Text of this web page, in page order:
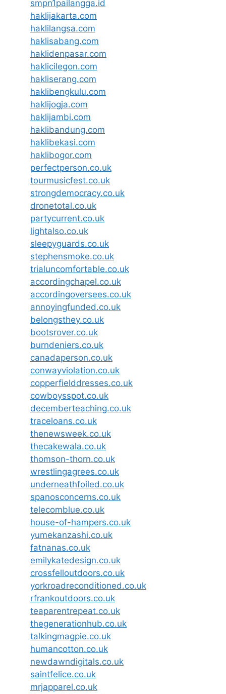
smpn1pailangga.id
haklijakarta.com
haklilangsa.com
haklisabang.com
haklidenpasar.com
haklicilegon.com
hakliserang.com
haklibengkulu.com
haklijogja.com
haklijambi.com
haklibandung.com
haklibekasi.com
haklibogor.com
perfectperson.co.uk
tourmusicfest.co.uk
strongdemocracy.co.uk
dronetotal.co.uk
partycurrent.co.uk
lightalso.co.uk
sleepyguards.co.uk
stephensmoke.co.uk
trialuncomfortable.co.uk
accordingchapel.co.uk
accordingoversees.co.uk
annoyingfunded.co.uk
belongsthey.co.uk
bootsrover.co.uk
burndeniers.co.uk
canadaperson.co.uk
conwayviolation.co.uk
copperfielddresses.co.uk
cowboysspot.co.uk
decemberteaching.co.uk
traceloans.co.uk
thenewsweek.co.uk
thecakewala.co.uk
thomson-thorn.co.uk
wrestlingagrees.co.uk
underneathfoiled.co.uk
spanosconcerns.co.uk
telecomblue.co.uk
house-of-hampers.co.uk
yumekanzashi.co.uk
fatnanas.co.uk
emilykatedesign.co.uk
crossfelloutdoors.co.uk
yorkroadreconditioned.co.uk
rfrankoutdoors.co.uk
teaparentrepeat.co.uk
thegenerationhub.co.uk
talkingmagpie.co.uk
humancotton.co.uk
newdawndigitals.co.uk
saintfelice.co.uk
mrjapparel.co.uk